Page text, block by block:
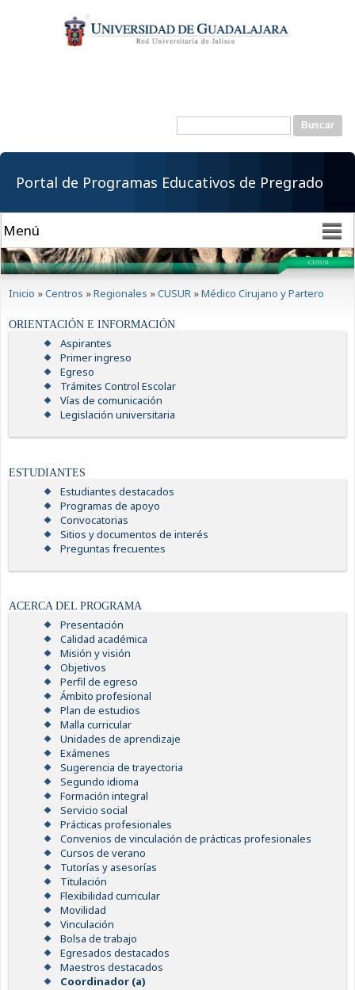
contenido
principal
Formulario de
Buscar
Portal de Programas Educativos de Pregrado
Inicio »Centros »Regionales »CUSUR »Médico Cirujano y Partero
ORIENTACIÓN E INFORMACIÓN
Aspirantes
Primer ingreso
Egreso
Trámites Control Escolar
Vías de comunicación
Legislación universitaria
ESTUDIANTES
Estudiantes destacados
Programas de apoyo
Convocatorias
Sitios y documentos de interés
Preguntas frecuentes
ACERCA DEL PROGRAMA
Presentación
Calidad académica
Misión y visión
Objetivos
Perfil de egreso
Ámbito profesional
Plan de estudios
Malla curricular
Unidades de aprendizaje
Exámenes
Sugerencia de trayectoria
Segundo idioma
Formación integral
Servicio social
Prácticas profesionales
Convenios de vinculación de prácticas profesionales
Cursos de verano
Tutorías y asesorías
Titulación
Flexibilidad curricular
Movilidad
Vinculación
Bolsa de trabajo
Egresados destacados
Maestros destacados
Coordinador (a)